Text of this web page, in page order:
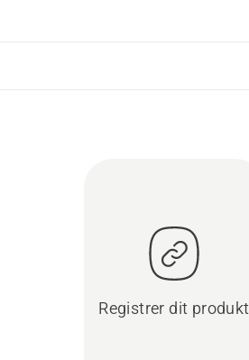
Registrer dit produkt